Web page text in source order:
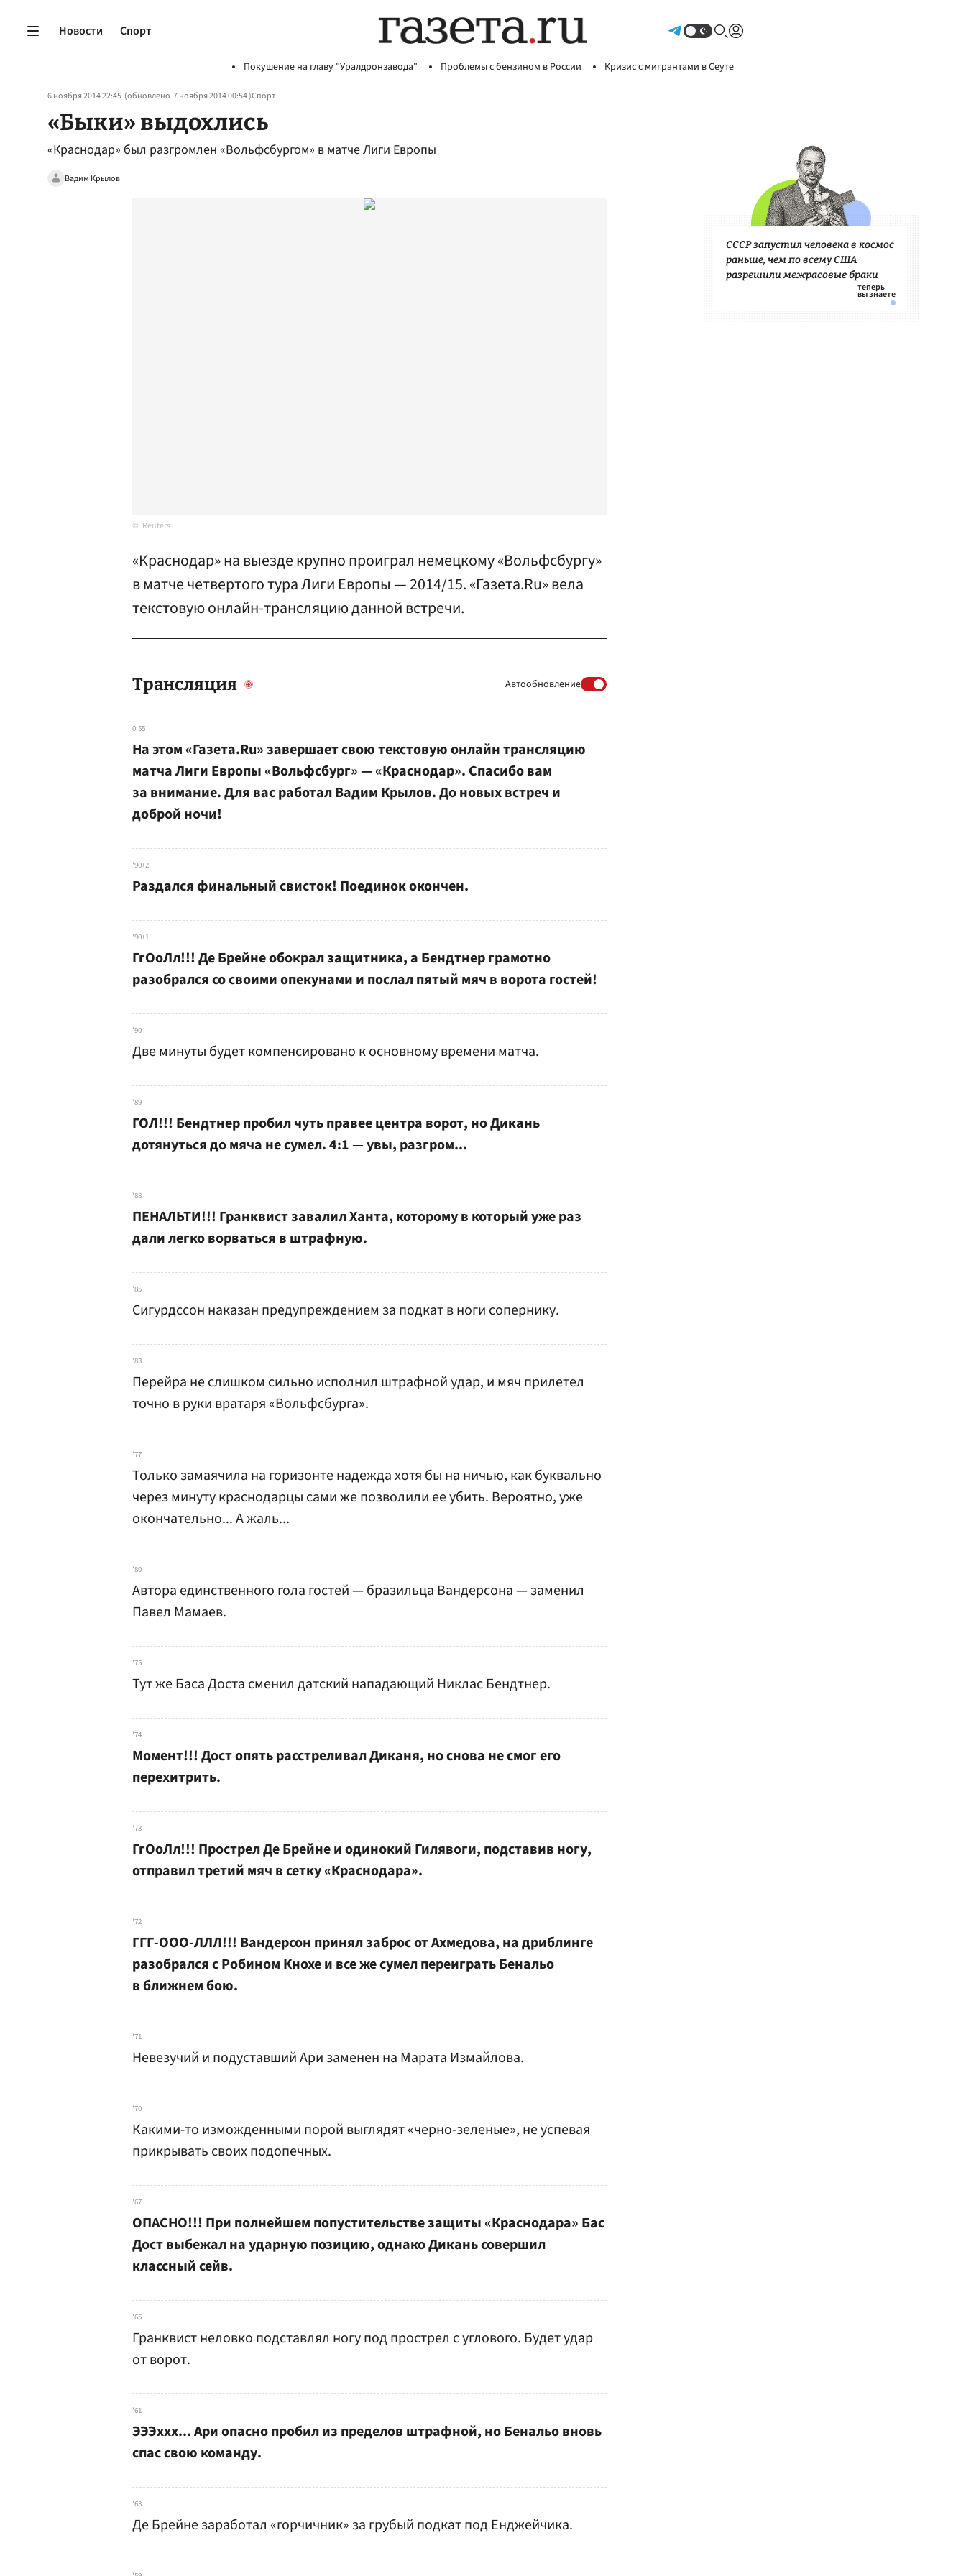
Новости Спорт
Покушение на главу "Уралдронзавода" Проблемы с бензином в России Кризис с мигрантами в Сеуте
6 ноября 2014 22:45 (обновлено 7 ноября 2014 00:54)Спорт
«Быки» выдохлись
«Краснодар» был разгромлен «Вольфсбургом» в матче Лиги Европы
Вадим Крылов
Reuters
«Краснодар» на выезде крупно проиграл немецкому «Вольфсбургу»
в матче четвертого тура Лиги Европы — 2014/15. «Газета.Ru» вела
текстовую онлайн-трансляцию данной встречи.
Трансляция Автообновление
0:55
На этом «Газета.Ru» завершает свою текстовую онлайн трансляцию
матча Лиги Европы «Вольфсбург» — «Краснодар». Спасибо вам
за внимание. Для вас работал Вадим Крылов. До новых встреч и
доброй ночи!
'90+2
Раздался финальный свисток! Поединок окончен.
'90+1
ГгОоЛл!!! Де Брейне обокрал защитника, а Бендтнер грамотно
разобрался со своими опекунами и послал пятый мяч в ворота гостей!
'90
Две минуты будет компенсировано к основному времени матча.
'89
ГОЛ!!! Бендтнер пробил чуть правее центра ворот, но Дикань
дотянуться до мяча не сумел. 4:1 — увы, разгром...
'88
ПЕНАЛЬТИ!!! Гранквист завалил Ханта, которому в который уже раз
дали легко ворваться в штрафную.
'85
Сигурдссон наказан предупреждением за подкат в ноги сопернику.
'83
Перейра не слишком сильно исполнил штрафной удар, и мяч прилетел
точно в руки вратаря «Вольфсбурга».
'77
Только замаячила на горизонте надежда хотя бы на ничью, как буквально
через минуту краснодарцы сами же позволили ее убить. Вероятно, уже
окончательно... А жаль...
'80
Автора единственного гола гостей — бразильца Вандерсона — заменил
Павел Мамаев.
'75
Тут же Баса Доста сменил датский нападающий Никлас Бендтнер.
'74
Момент!!! Дост опять расстреливал Диканя, но снова не смог его
перехитрить.
'73
ГгОоЛл!!! Прострел Де Брейне и одинокий Гилявоги, подставив ногу,
отправил третий мяч в сетку «Краснодара».
'72
ГГГ-ООО-ЛЛЛ!!! Вандерсон принял заброс от Ахмедова, на дриблинге
разобрался с Робином Кнохе и все же сумел переиграть Бенальо
в ближнем бою.
'71
Невезучий и подуставший Ари заменен на Марата Измайлова.
'70
Какими-то изможденными порой выглядят «черно-зеленые», не успевая
прикрывать своих подопечных.
'67
ОПАСНО!!! При полнейшем попустительстве защиты «Краснодара» Бас
Дост выбежал на ударную позицию, однако Дикань совершил
классный сейв.
'65
Гранквист неловко подставлял ногу под прострел с углового. Будет удар
от ворот.
'61
ЭЭЭххх... Ари опасно пробил из пределов штрафной, но Бенальо вновь
спас свою команду.
'63
Де Брейне заработал «горчичник» за грубый подкат под Енджейчика.
СССР запустил человека в космос
раньше, чем по всему США
разрешили межрасовые браки